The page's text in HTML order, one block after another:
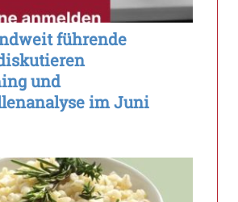
führende
und
im Juni